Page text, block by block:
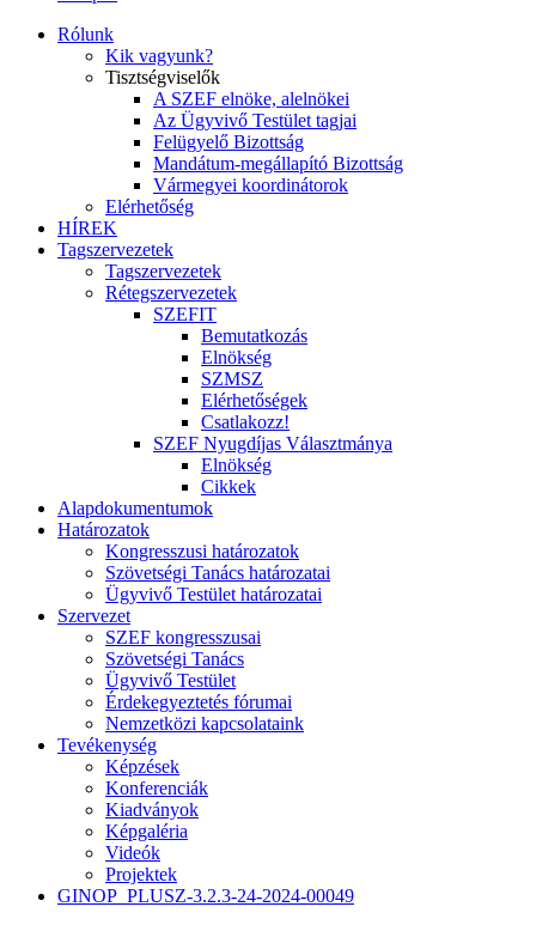
Rólunk
Kik vagyunk?
Tisztségviselők
A SZEF elnöke, alelnökei
Az Ügyvivő Testület tagjai
Felügyelő Bizottság
Mandátum-megállapító Bizottság
Vármegyei koordinátorok
Elérhetőség
HÍREK
Tagszervezetek
Tagszervezetek
Rétegszervezetek
SZEFIT
Bemutatkozás
Elnökség
SZMSZ
Elérhetőségek
Csatlakozz!
SZEF Nyugdíjas Választmánya
Elnökség
Cikkek
Alapdokumentumok
Határozatok
Kongresszusi határozatok
Szövetségi Tanács határozatai
Ügyvivő Testület határozatai
Szervezet
SZEF kongresszusai
Szövetségi Tanács
Ügyvivő Testület
Érdekegyeztetés fórumai
Nemzetközi kapcsolataink
Tevékenység
Képzések
Konferenciák
Kiadványok
Képgaléria
Videók
Projektek
GINOP_PLUSZ-3.2.3-24-2024-00049